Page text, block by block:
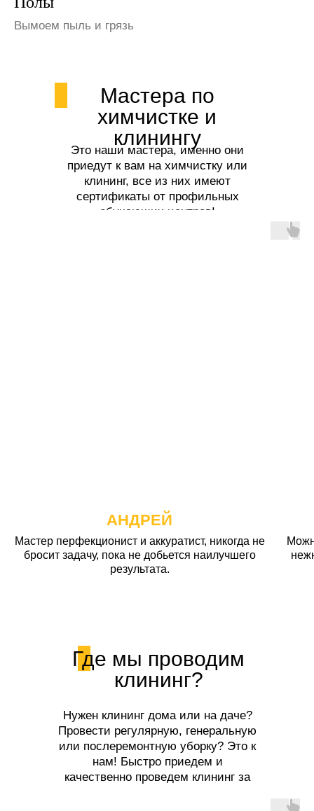
Избавим от пыли
Мастера по
химчистке и
клинингу
Это наши мастера, именно они
приедут к вам на химчистку или
клининг, все из них имеют
сертификаты от профильных
обучающих центров!
АНДРЕЙ
Мастер перфекционист и аккуратист, никогда не
бросит задачу, пока не добьется наилучшего
результата.
Где мы проводим
клининг?
Нужен клининг дома или на даче?
Провести регулярную, генеральную
или послеремонтную уборку? Это к
нам! Быстро приедем и
качественно проведем клининг за